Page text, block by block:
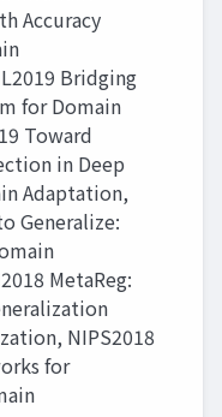
Accuracy
Bridging
for Domain
Toward
in Deep
Adaptation,
Generalize:
MetaReg:
NIPS2018
for